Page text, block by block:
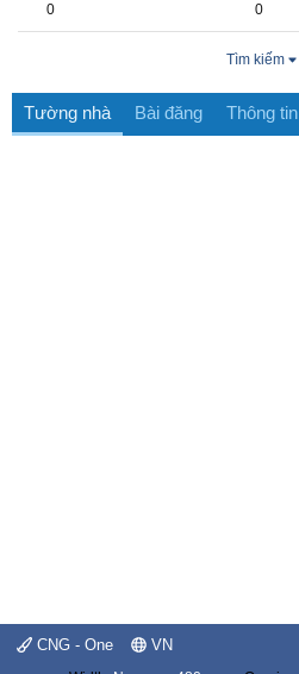
0 0
Tìm kiếm
Tường nhà Bài đăng Thông tin
CNG - One VN